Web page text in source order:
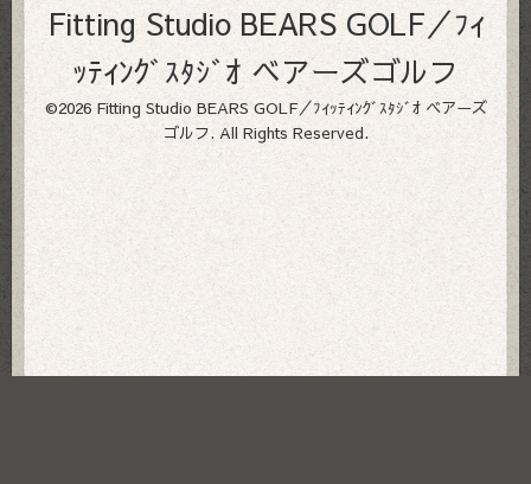
Fitting Studio BEARS GOLF／ﾌｨ
ｯﾃｨﾝｸﾞｽﾀｼﾞｵ ベアーズゴルフ
©2026 Fitting Studio BEARS GOLF／ﾌｨｯﾃｨﾝｸﾞｽﾀｼﾞｵ ベアーズ
ゴルフ. All Rights Reserved.